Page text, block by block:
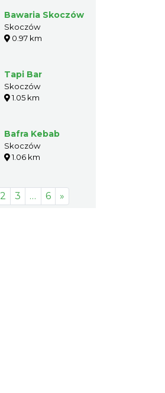
Bawaria Skoczów
Skoczów
0.97 km
Tapi Bar
Skoczów
1.05 km
Bafra Kebab
Skoczów
1.06 km
2 3 … 6 »